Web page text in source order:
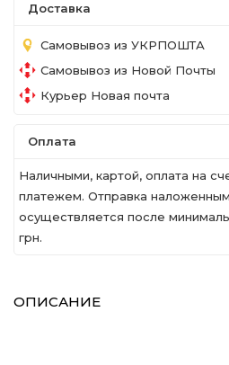
Доставка
Самовывоз из УКРПОШТА
Самовывоз из Новой Почты
Курьер Новая почта
Оплата
Наличными, картой, оплата на
платежем. Отправка
осуществляется после
грн.
ОПИСАНИЕ